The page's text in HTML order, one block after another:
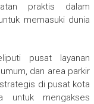
praktis dalam
memasuki dunia
pusat layanan
dan area parkir
di pusat kota
untuk mengakses